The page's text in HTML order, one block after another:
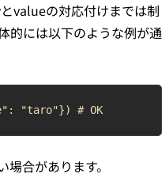
valueの対応付けまでは制
的には以下のような例が通
合があります。